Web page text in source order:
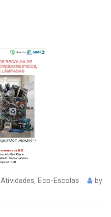
Atividades, Eco-Escolas
by